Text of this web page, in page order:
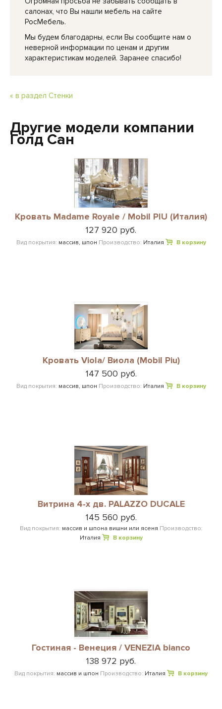
салонах, что Вы нашли мебель на сайте
РосМебель.
Мы будем благодарны, если Вы сообщите нам о
неверной информации по ценам и другим
характеристикам моделей. Заранее спасибо!
« в раздел Стенки
Другие модели компании
Голд Сан
Кровать Madame Royale / Mobil PIU (Италия)
127 920 руб.
Вид покрытия: массив, шпон Производство: Италия В корзину
Кровать Viola/ Виола (Mobil Piu)
147 500 руб.
Вид покрытия: массив, шпон Производство: Италия В корзину
Витрина 4-х дв. PALAZZO DUCALE
145 560 руб.
Вид покрытия: массив и шпона вишни или ясеня Производство:
Италия
В корзину
Гостиная - Венеция / VENEZIA bianco
138 972 руб.
Вид покрытия: массив и шпон Производство: Италия В корзину